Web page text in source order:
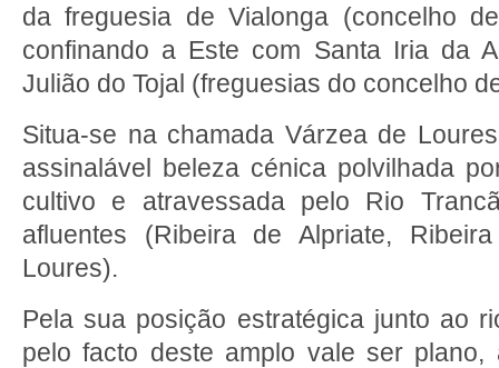
da freguesia de Vialonga (concelho
confinando a Este com Santa Iria da
Julião do Tojal (freguesias do concelho
Situa-se na chamada Várzea de
assinalável beleza cénica polvilhada
cultivo e atravessada pelo Rio
afluentes (Ribeira de Alpriate,
Loures).
Pela sua posição estratégica junto ao
pelo facto deste amplo vale ser plano,